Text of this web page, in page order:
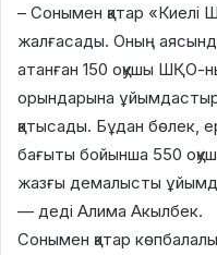
– Сонымен қатар
жалғасады. Оның
атанған 150 оқушы ШҚО-
орындарына
қатысады. Бұдан бөлек,
бағыты бойынша 550
жазғы демалысты
— деді Алима Акылбек.
Сонымен қатар